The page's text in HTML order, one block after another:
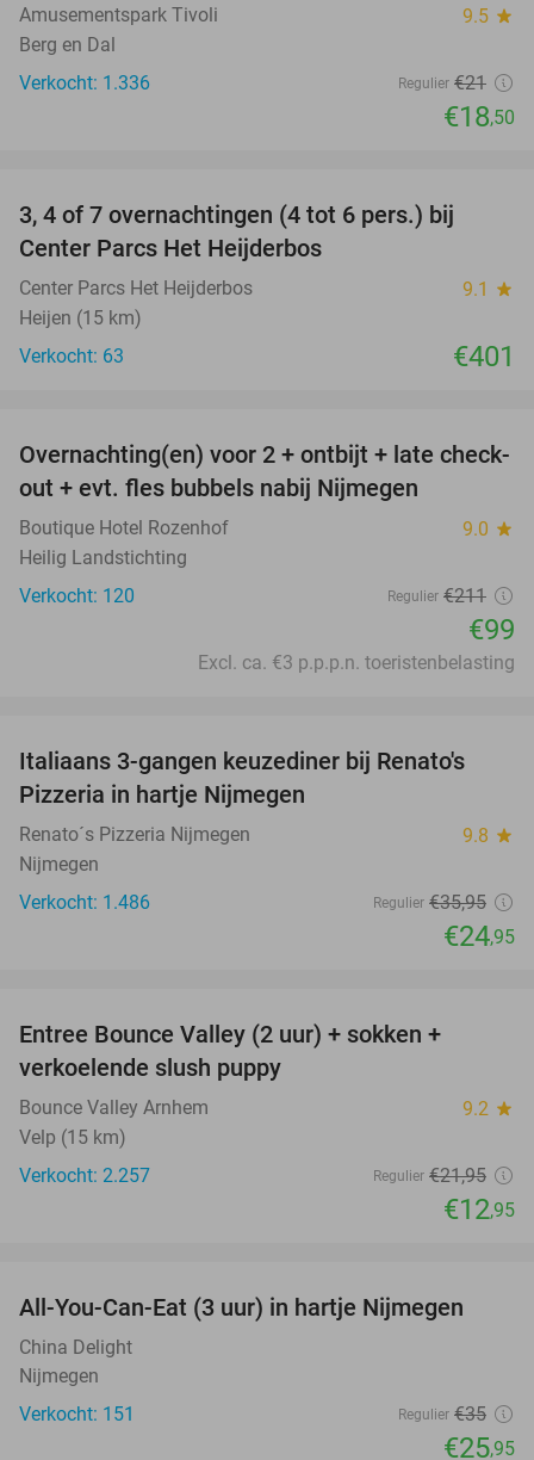
Amusementspark Tivoli 9.5 star
Berg en Dal
Verkocht: 1.336
Regulier €21
€18,50
3, 4 of 7 overnachtingen (4 tot 6 pers.) bij
Center Parcs Het Heijderbos
Center Parcs Het Heijderbos 9.1 star
Heijen (15 km)
Verkocht: 63
€401
53%
Overnachting(en) voor 2 + ontbijt + late check-
out + evt. fles bubbels nabij Nijmegen
Boutique Hotel Rozenhof 9.0 star
Heilig Landstichting
Verkocht: 120
Regulier €211
€99
Excl. ca. €3 p.p.p.n. toeristenbelasting
31%
Italiaans 3-gangen keuzediner bij Renato's
Pizzeria in hartje Nijmegen
Renato´s Pizzeria Nijmegen 9.8 star
Nijmegen
Verkocht: 1.486
Regulier €35,95
€24,95
Entree Bounce Valley (2 uur) + sokken +
verkoelende slush puppy
Bounce Valley Arnhem 9.2 star
Velp (15 km)
Verkocht: 2.257
Regulier €21,95
€12,95
26%
All-You-Can-Eat (3 uur) in hartje Nijmegen
China Delight
Nijmegen
Verkocht: 151
Regulier €35
€25,95